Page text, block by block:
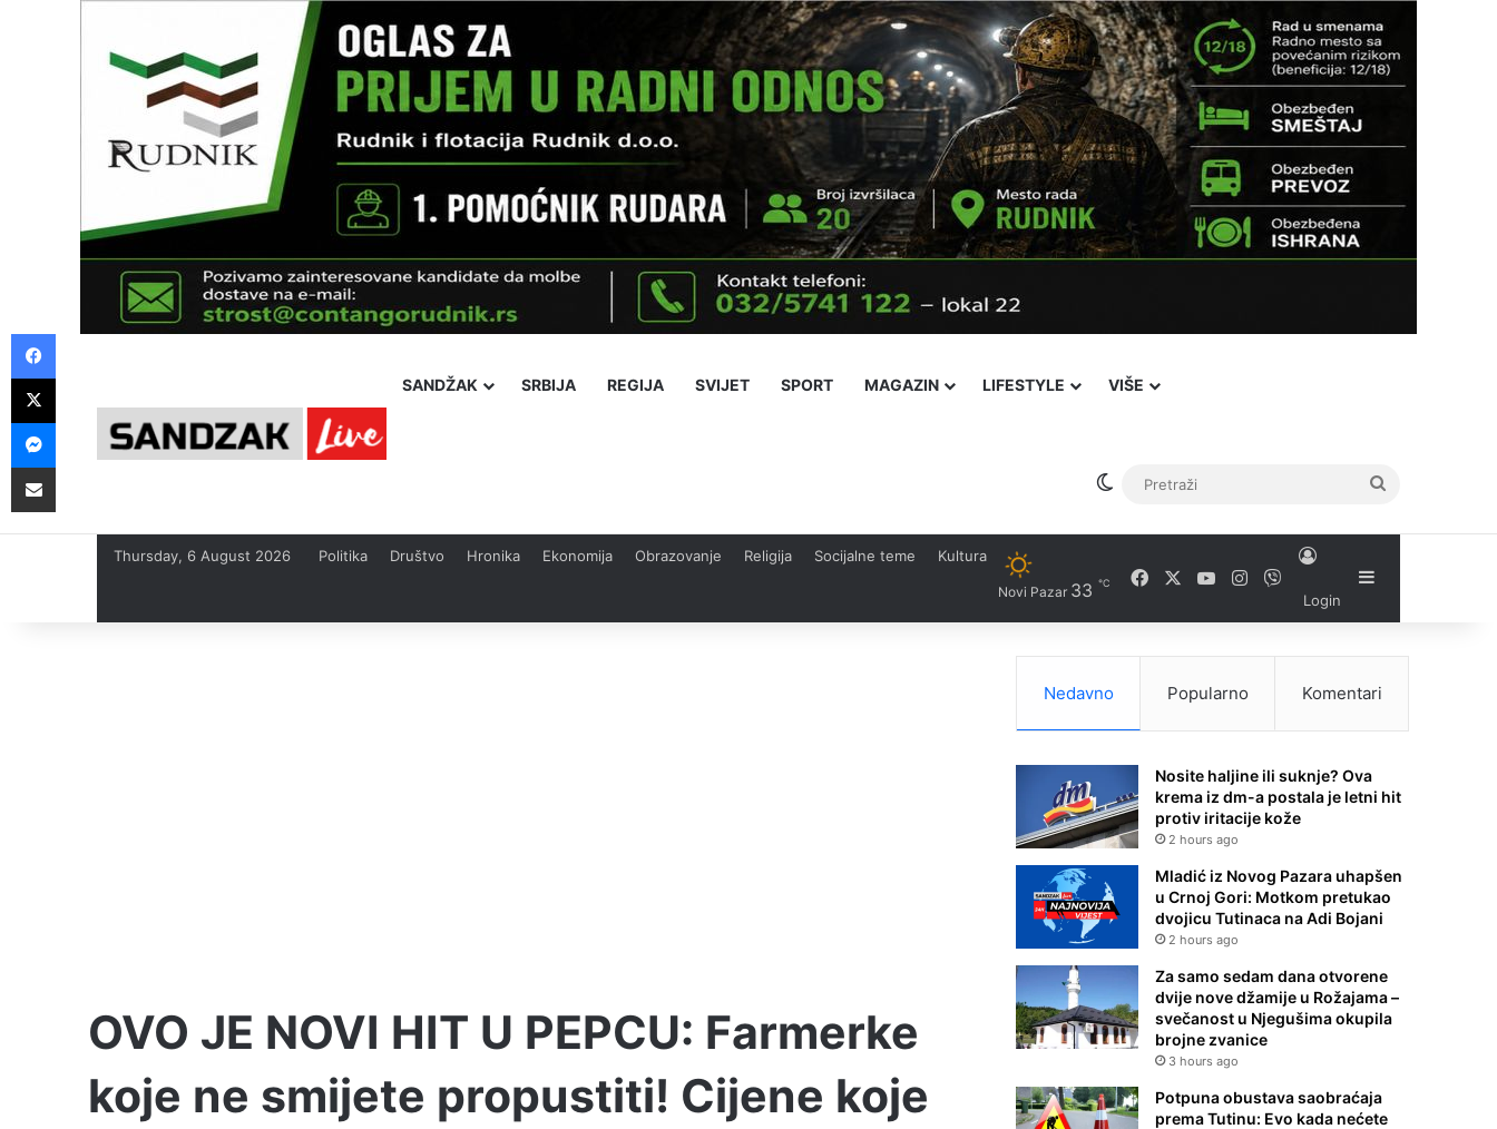
SANDŽAK SRBIJA REGIJA SVIJET SPORT MAGAZIN LIFESTYLE VIŠE
Switch skin
Thursday, 6 August 2026 Politika Društvo Hronika Ekonomija Obrazovanje Religija Socijalne teme Kultura
Novi Pazar 33 ℃ FacebookYouTubeInstagram
Viber
Login
Sidebar
OVO JE NOVI HIT U PEPCU: Farmerke
koje ne smijete propustiti! Cijene koje
Nedavno Popularno Komentari
Nosite haljine ili suknje? Ova
krema iz dm-a postala je letni hit
protiv iritacije kože
2 hours ago
Mladić iz Novog Pazara uhapšen
u Crnoj Gori: Motkom pretukao
dvojicu Tutinaca na Adi Bojani
2 hours ago
Za samo sedam dana otvorene
dvije nove džamije u Rožajama –
svečanost u Njegušima okupila
brojne zvanice
3 hours ago
Potpuna obustava saobraćaja
prema Tutinu: Evo kada nećete
Facebook
X
Messenger
Pošalji preko E-Maila